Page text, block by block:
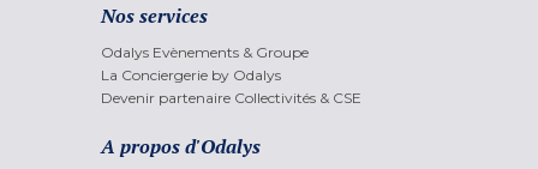
Nos services
Odalys Evènements & Groupe
La Conciergerie by Odalys
Devenir partenaire Collectivités & CSE
A propos d'Odalys